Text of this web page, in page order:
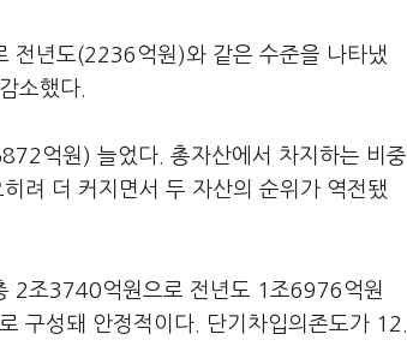
전년도(2236억원)와 같은 수준을 나타냈
소했다.
억원) 늘었다. 총자산에서 차지하는 비중
려 더 커지면서 두 자산의 순위가 역전됐
2조3740억원으로 전년도 1조6976억원
성돼 안정적이다. 단기차입의존도가 12.